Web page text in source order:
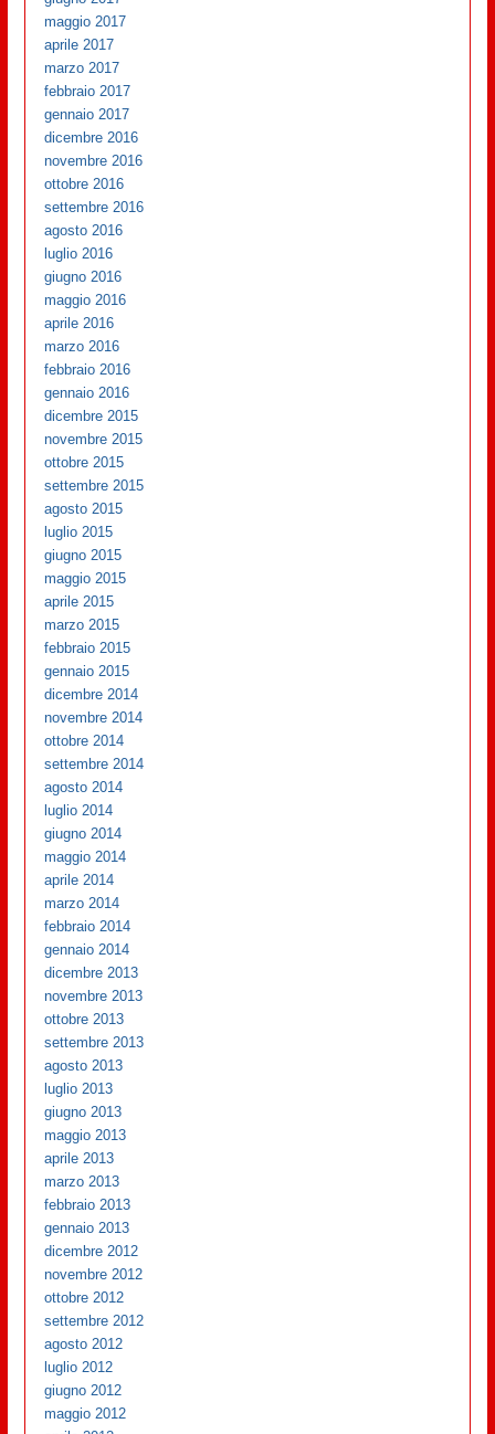
maggio 2017
aprile 2017
marzo 2017
febbraio 2017
gennaio 2017
dicembre 2016
novembre 2016
ottobre 2016
settembre 2016
agosto 2016
luglio 2016
giugno 2016
maggio 2016
aprile 2016
marzo 2016
febbraio 2016
gennaio 2016
dicembre 2015
novembre 2015
ottobre 2015
settembre 2015
agosto 2015
luglio 2015
giugno 2015
maggio 2015
aprile 2015
marzo 2015
febbraio 2015
gennaio 2015
dicembre 2014
novembre 2014
ottobre 2014
settembre 2014
agosto 2014
luglio 2014
giugno 2014
maggio 2014
aprile 2014
marzo 2014
febbraio 2014
gennaio 2014
dicembre 2013
novembre 2013
ottobre 2013
settembre 2013
agosto 2013
luglio 2013
giugno 2013
maggio 2013
aprile 2013
marzo 2013
febbraio 2013
gennaio 2013
dicembre 2012
novembre 2012
ottobre 2012
settembre 2012
agosto 2012
luglio 2012
giugno 2012
maggio 2012